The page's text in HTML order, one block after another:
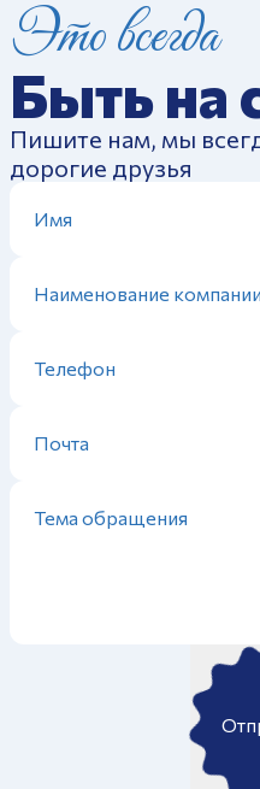
Это всегда
Быть на
Пишите нам, мы
дорогие друзья